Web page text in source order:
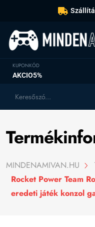
KUPONKÓD
AKCIO5%
MINDENAMIVAN.HU
Rocket Power Team
eredeti játék konzol